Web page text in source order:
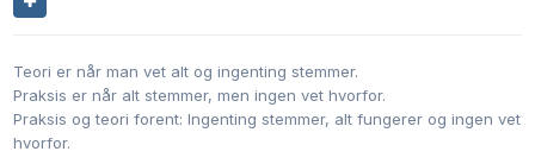
Teori er når man vet alt og ingenting stemmer.
Praksis er når alt stemmer, men ingen vet hvorfor.
Praksis og teori forent: Ingenting stemmer, alt fungerer og ingen vet
hvorfor.